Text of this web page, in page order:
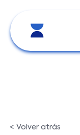
< Volver atrás